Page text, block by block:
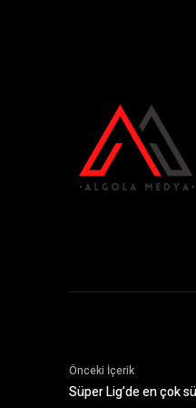
Önceki İçerik
Süper Lig’de en çok